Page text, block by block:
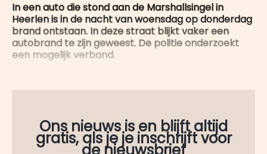
In een auto die stond aan de Marshallsingel in
Heerlen is in de nacht van woensdag op donderdag
brand ontstaan. In deze straat blijkt vaker een
autobrand te zijn geweest. De politie onderzoekt
een mogelijk verband.
Ons nieuws is en blijft altijd
gratis, als je je inschrijft voor